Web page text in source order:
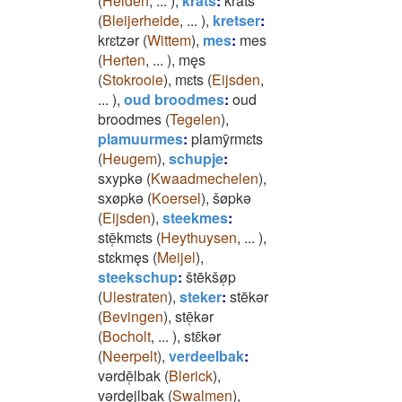
(Bleijerheide, ... ), kretser:
krɛtzǝr(Wittem), mes: mes
(Herten, ... ), męs
(Stokrooie), mɛts (Eijsden,
... ), oud broodmes: oud
broodmes (Tegelen),
plamuurmes: plamȳrmɛts
(Heugem), schupje:
sxypkǝ (Kwaadmechelen),
sxøpkǝ (Koersel), šøpkǝ
(Eijsden), steekmes:
stē̜kmɛts (Heythuysen, ... ),
stɛkmęs (Meijel),
steekschup: štēkšø̜p
(Ulestraten), steker: stēkǝr
(Bevingen), stē̜kǝr
(Bocholt, ... ), stɛ̄kǝr
(Neerpelt), verdeelbak:
vǝrdē̜lbak (Blerick),
vǝrdęjlbak (Swalmen),